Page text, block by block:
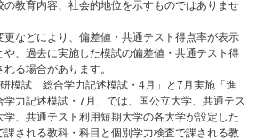
の教育内容、社会的地位を示すものではありませ
などにより、偏差値・共通テスト得点率が表示
や、過去に実施した模試の偏差値・共通テスト得
る場合があります。
模試 総合学力記述模試・4月」と7月実施「進
力記述模試・7月」では、国公立大学、共通テス
学、共通テスト利用短期大学の各大学が設定した
課される教科・科目と個別学力検査で課される教